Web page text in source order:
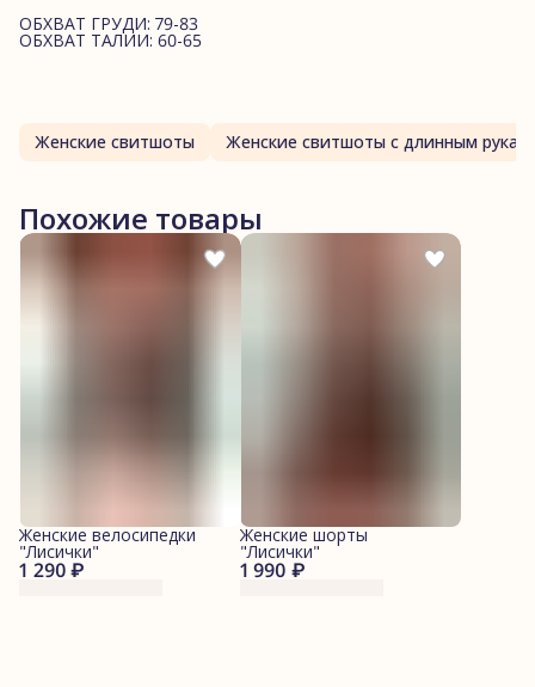
ОБХВАТ ГРУДИ: 79-83
ОБХВАТ ТАЛИИ: 60-65
Женские свитшоты Женские свитшоты с длинным
Похожие товары
1 290 ₽
Женские велосипедки
"Лисички"
1 990 ₽
Женские шорты
"Лисички"